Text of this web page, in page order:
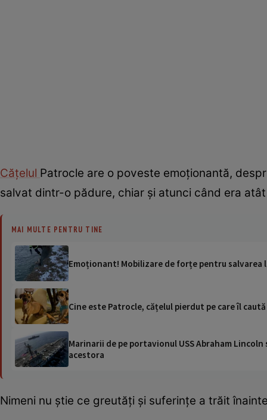
Cățelul Patrocle are o poveste emoționantă,
salvat dintr-o pădure, chiar și atunci când era
MAI MULTE PENTRU TINE
Emoționant! Mobilizare de forțe pentru salvarea
Cine este Patrocle, cățelul pierdut pe care îl
Marinarii de pe portavionul USS Abraham
acestora
Nimeni nu știe ce greutăți și suferințe a trăit